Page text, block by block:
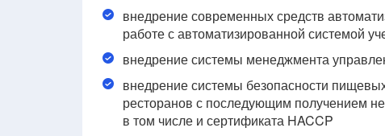
внедрение современных средств
работе с автоматизированной системой
внедрение системы менеджмента
внедрение системы безопасности
ресторанов с последующим получением
в том числе и сертификата HACCP